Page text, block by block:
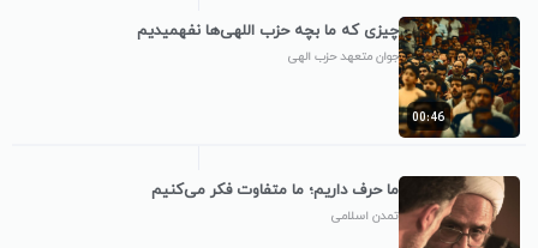
00:46
چیزی که ما بچه حزب اللهی‌ها نفهمیدیم
جوان متعهد حزب الهی
ما حرف داریم؛ ما متفاوت فکر می‌کنیم
تمدن اسلامی